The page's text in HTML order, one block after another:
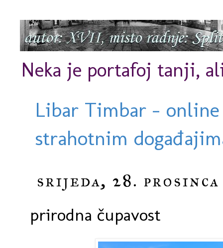
Neka je portafoj tanji,
Libar Timbar -
strahotnim
srijeda, 28. prosinca
prirodna čupavost